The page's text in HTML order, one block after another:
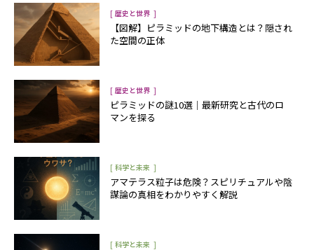
[ 歴史と世界 ]
【図解】ピラミッドの地下構造とは？隠され
た空間の正体
[ 歴史と世界 ]
ピラミッドの謎10選｜最新研究と古代のロ
マンを探る
[ 科学と未来 ]
アマテラス粒子は危険？スピリチュアルや陰
謀論の真相をわかりやすく解説
[ 科学と未来 ]